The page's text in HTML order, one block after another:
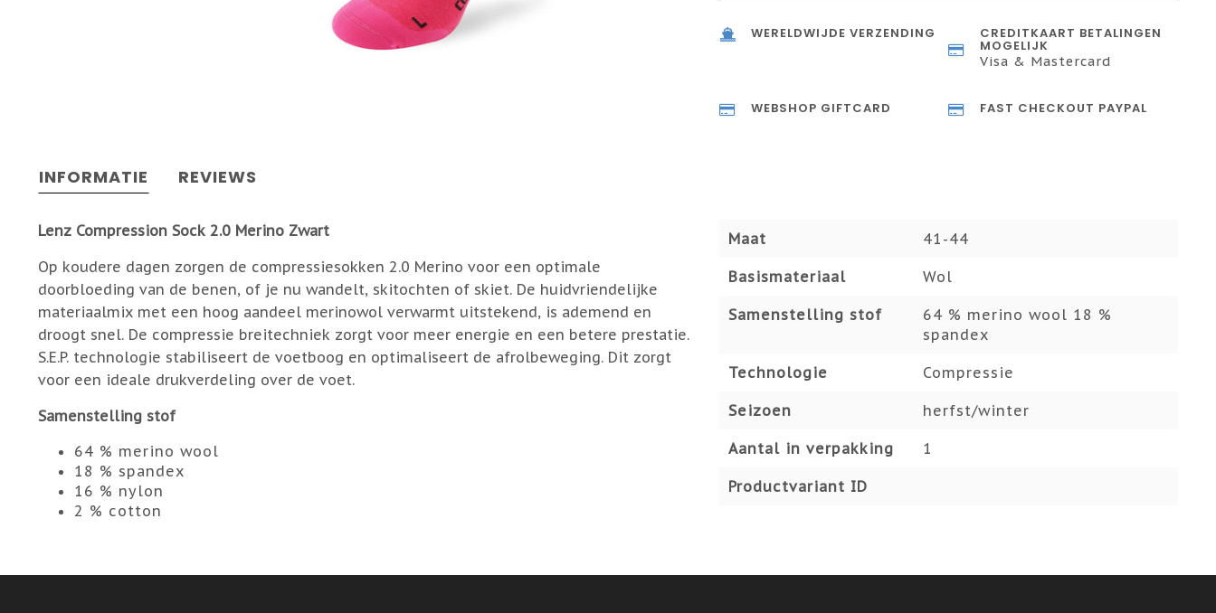
WERELDWIJDE VERZENDING CREDITKAART BETALINGEN
MOGELIJK
Visa & Mastercard
WEBSHOP GIFTCARD FAST CHECKOUT PAYPAL
INFORMATIE REVIEWS
Lenz Compression Sock 2.0 Merino Zwart
Op koudere dagen zorgen de compressiesokken 2.0 Merino voor een optimale
doorbloeding van de benen, of je nu wandelt, skitochten of skiet. De huidvriendelijke
materiaalmix met een hoog aandeel merinowol verwarmt uitstekend, is ademend en
droogt snel. De compressie breitechniek zorgt voor meer energie en een betere prestatie.
S.E.P. technologie stabiliseert de voetboog en optimaliseert de afrolbeweging. Dit zorgt
voor een ideale drukverdeling over de voet.
Samenstelling stof
64 % merino wool
18 % spandex
16 % nylon
2 % cotton
Maat 41-44
Basismateriaal Wol
Samenstelling stof
64 % merino wool 18 %
spandex
Technologie Compressie
Seizoen herfst/winter
Aantal in verpakking 1
Productvariant ID